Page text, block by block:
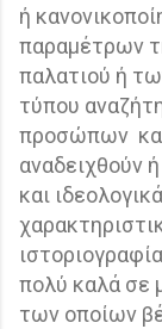
ή
παραμέτρων
παλατιού ή
τύπου
προσώπων
αναδειχθούν
και
πολύ καλά σε
των οποίων